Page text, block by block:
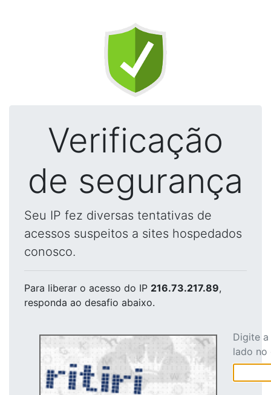
Verificação
de segurança
Seu IP fez diversas tentativas de
acessos suspeitos a sites hospedados
conosco.
Para liberar o acesso do IP 216.73.217.89,
responda ao desafio abaixo.
Digite
lado no